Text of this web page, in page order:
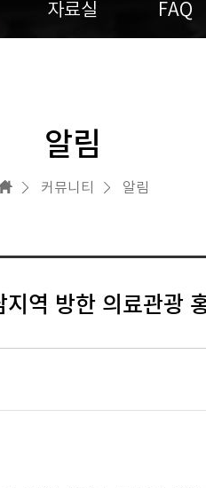
자료실 FAQ
알림
커뮤니티 알림
역 방한 의료관광